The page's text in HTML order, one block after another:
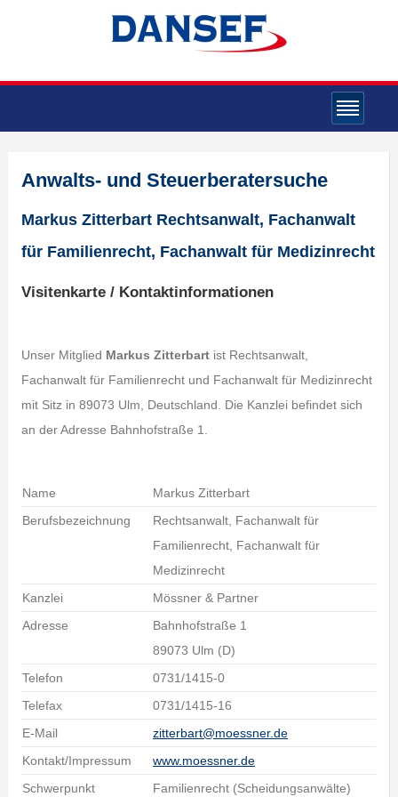
Anwalts- und Steuerberatersuche
Markus Zitterbart Rechtsanwalt, Fachanwalt
für Familienrecht, Fachanwalt für Medizinrecht
Visitenkarte / Kontaktinformationen
Unser Mitglied Markus Zitterbartist Rechtsanwalt,
Fachanwalt für Familienrecht und Fachanwalt für Medizinrecht
mit Sitz in 89073 Ulm, Deutschland. Die Kanzlei befindet sich
an der Adresse Bahnhofstraße 1.
Name
Markus Zitterbart
Berufsbezeichnung
Rechtsanwalt, Fachanwalt für
Familienrecht, Fachanwalt für
Medizinrecht
Kanzlei
Mössner & Partner
Adresse
Bahnhofstraße 1
89073 Ulm (D)
Telefon
0731/1415-0
Telefax
0731/1415-16
E-Mail
zitterbart@moessner.de
Kontakt/Impressum
www.moessner.de
Schwerpunkt
Familienrecht (Scheidungsanwälte)